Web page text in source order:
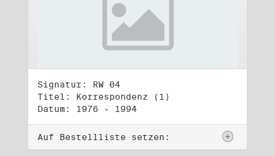
Signatur: RW 04
Titel: Korrespondenz (1)
Datum: 1976 - 1994
Auf Bestellliste setzen: